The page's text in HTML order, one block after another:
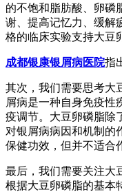
的不饱和脂肪酸、卵磷
谢、提高记忆力、缓解
格的临床实验支持大豆
成都银康银屑病医院指
其次，我们需要思考大
屑病是一种自身免疫性
疫调节。大豆卵磷脂除
对银屑病病因和机制的
保健功效，但并不适合
最后，我们需要关注大
根据大豆卵磷脂的基本